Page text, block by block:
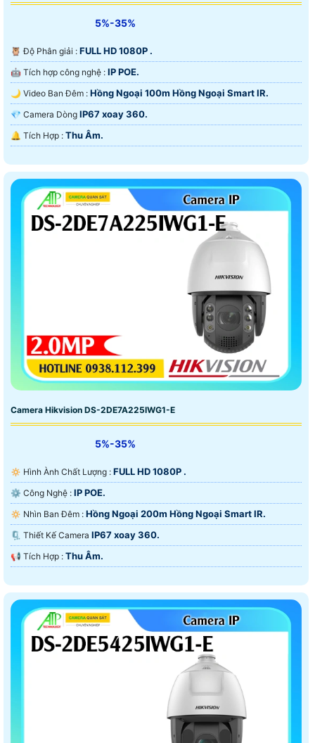
5%-35%
🦉 Độ Phân giải : FULL HD 1080P .
🤖️ Tích hợp công nghệ : IP POE.
🌙 Video Ban Đêm : Hồng Ngoại 100m Hồng Ngoại Smart IR.
💎 Camera Dòng IP67 xoay 360.
️🔔 Tích Hợp : Thu Âm.
Camera Hikvision DS-2DE7A225IWG1-E
5%-35%
🔅 Hình Ành Chất Lượng : FULL HD 1080P .
⚙ Công Nghệ : IP POE.
🔅 Nhìn Ban Đêm : Hồng Ngoại 200m Hồng Ngoại Smart IR.
🗜️ Thiết Kế Camera IP67 xoay 360.
️📢 Tích Hợp : Thu Âm.